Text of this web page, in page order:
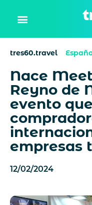
tres60.travel
Nace
Reyno de
evento
empresas
12/02/2024